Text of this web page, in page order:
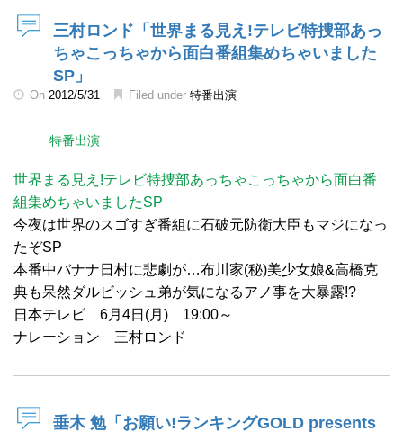
三村ロンド「世界まる見え!テレビ特捜部あっ
ちゃこっちゃから面白番組集めちゃいました
SP」
On 2012/5/31 Filed under 特番出演
特番出演
世界まる見え!テレビ特捜部あっちゃこっちゃから面白番
組集めちゃいましたSP
今夜は世界のスゴすぎ番組に石破元防衛大臣もマジになっ
たぞSP
本番中バナナ日村に悲劇が…布川家(秘)美少女娘&高橋克
典も呆然ダルビッシュ弟が気になるアノ事を大暴露!?
日本テレビ 6月4日(月) 19:00～
ナレーション 三村ロンド
垂木 勉「お願い!ランキングGOLD presents